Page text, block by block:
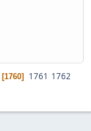
1760 1761 1762